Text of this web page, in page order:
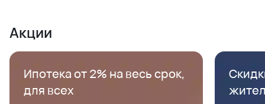
Акции
Ипотека от 2% на весь срок,
для всех